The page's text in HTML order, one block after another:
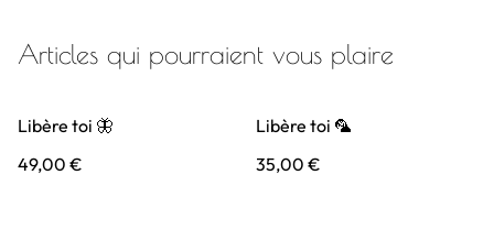
Articles qui pourraient vous plaire
Libère toi 🦋
49,00 €
Libère toi 🦜
35,00 €